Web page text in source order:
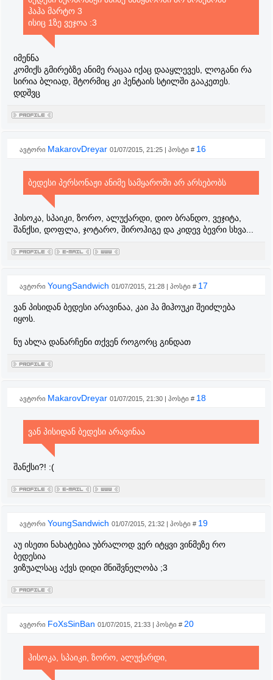
ჰაჰა მარტო 3
ისიც 1ზე ვეჯოა :3
იმენნა
კომიქს გმირებზე ანიმე რაცაა იქაც დააყლევეს, ლოგანი რა
სირია ბლიად, შტორმიც კი ჰენტაის სტილში გააკეთეს.
დდშვც
ავტორი MakarovDreyar 01/07/2015, 21:25 | პოსტი # 16
ბედესი პერსონაჟი ანიმე სამყაროში არ არსებობს
ჰისოკა, სპაიკი, ზორო, ალუქარდი, დიო ბრანდო, ვეჯიტა,
შანქსი, დოფლა, ჯოტარო, შიროჰიგე და კიდევ ბევრი სხვა...
ავტორი YoungSandwich 01/07/2015, 21:28 | პოსტი # 17
ვან პისიდან ბედესი არავინაა, კაი ჰა მიჰოუკი შეიძლება
იყოს.
ნუ ახლა დანარჩენი თქვენ როგორც გინდათ
ავტორი MakarovDreyar 01/07/2015, 21:30 | პოსტი # 18
ვან პისიდან ბედესი არავინაა
შანქსი?! :(
ავტორი YoungSandwich 01/07/2015, 21:32 | პოსტი # 19
აუ ისეთი ნახატებია უბრალოდ ვერ იტყვი ვინმეზე რო
ბედესია
ვიზუალსაც აქვს დიდი მნიშვნელობა ;3
ავტორი FoXsSinBan 01/07/2015, 21:33 | პოსტი # 20
ჰისოკა, სპაიკი, ზორო, ალუქარდი,